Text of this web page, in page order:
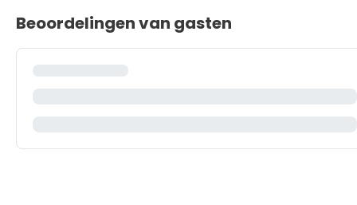
Beoordelingen van gasten